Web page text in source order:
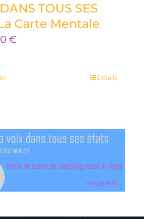
TOUS SES
Carte Mentale
€Le
Détails